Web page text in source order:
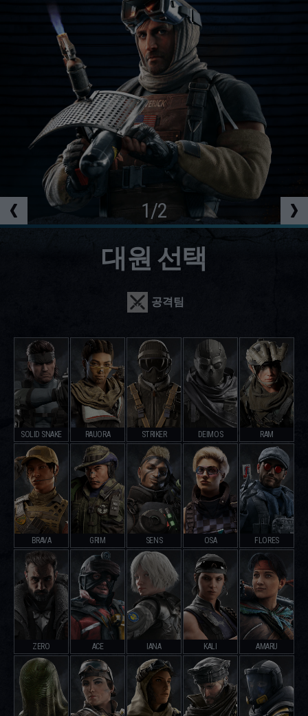
1/2
대원 선택
공격팀
SOLID SNAKE RAUORA STRIKER DEIMOS RAM
BRAVA GRIM SENS OSA FLORES
ZERO ACE IANA KALI AMARU